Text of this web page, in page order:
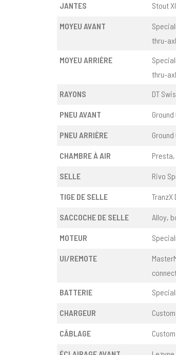
JANTES Stout
MOYEU AVANT
thru-
MOYEU ARRIÈRE
thru-
RAYONS
DT
PNEU AVANT
PNEU ARRIÈRE
CHAMBRE À AIR
SELLE Rivo
TIGE DE SELLE TranzX
SACCOCHE DE SELLE Alloy,
MOTEUR
UI/REMOTE
BATTERIE
CHARGEUR
CÂBLAGE